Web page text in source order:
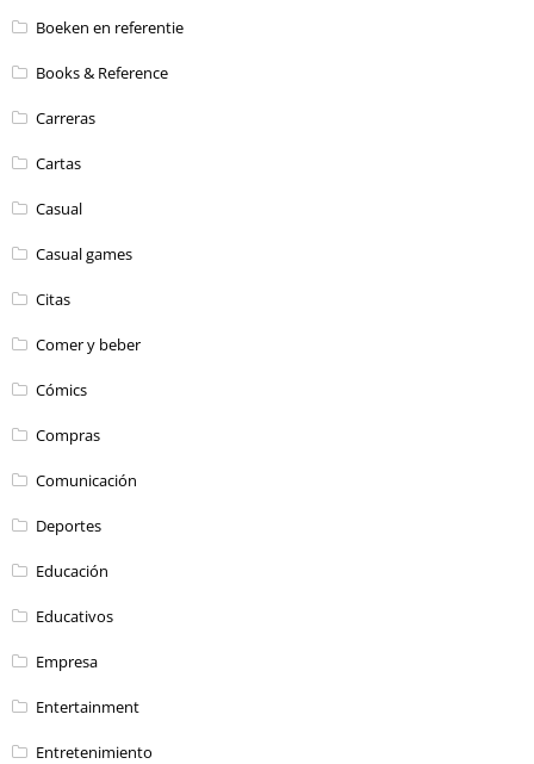
Boeken en referentie
Books & Reference
Carreras
Cartas
Casual
Casual games
Citas
Comer y beber
Cómics
Compras
Comunicación
Deportes
Educación
Educativos
Empresa
Entertainment
Entretenimiento